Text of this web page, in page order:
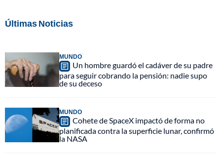
Últimas Noticias
MUNDO
Un hombre guardó el cadáver de su padre
para seguir cobrando la pensión: nadie supo
de su deceso
MUNDO
Cohete de SpaceX impactó de forma no
planificada contra la superficie lunar, confirmó
la NASA